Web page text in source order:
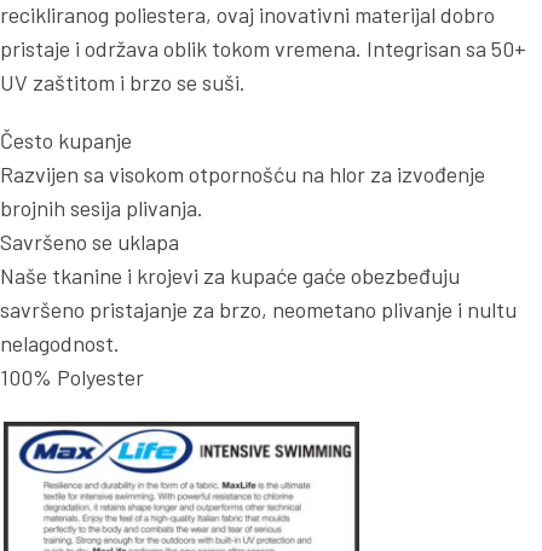
recikliranog poliestera, ovaj inovativni materijal dobro
pristaje i održava oblik tokom vremena. Integrisan sa 50+
UV zaštitom i brzo se suši.
Često kupanje
Razvijen sa visokom otpornošću na hlor za izvođenje
brojnih sesija plivanja.
Savršeno se uklapa
Naše tkanine i krojevi za kupaće gaće obezbeđuju
savršeno pristajanje za brzo, neometano plivanje i nultu
nelagodnost.
100% Polyester